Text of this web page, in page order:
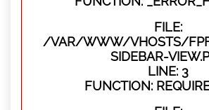
FILE:
/VAR/WWW/VHOSTS/
SIDEBAR-
LINE: 3
FUNCTION: